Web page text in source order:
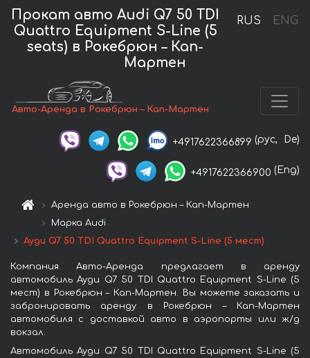
RUS ENG
Прокат авто Audi Q7 50 TDI
Quattro Equipment S-Line (5
seats) в Рокебрюн – Кап-
Мартен
Авто-Аренда в Рокебрюн – Кап-Мартен
+4917622366899 (рус, De)
+4917622366900 (Eng)
Аренда авто в Рокебрюн – Кап-Мартен
Марка Audi
Ауди Q7 50 TDI Quattro Equipment S-Line (5 мест)
Компания Авто-Аренда предлагает в аренду
автомобиль Ауди Q7 50 TDI Quattro Equipment S-Line (5
мест) в Рокебрюн – Кап-Мартен. Вы можете заказать и
забронировать аренду в Рокебрюн – Кап-Мартен
автомобиля с доставкой авто в аэропорты или ж/д
вокзал.
Автомобиль Ауди Q7 50 TDI Quattro Equipment S-Line (5